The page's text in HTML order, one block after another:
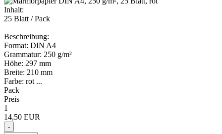
Inhalt:
25 Blatt / Pack
Beschreibung:
Format: DIN A4
Grammatur: 250 g/m²
Höhe: 297 mm
Breite: 210 mm
Farbe: rot ...
Pack
Preis
1
14,50 EUR
-